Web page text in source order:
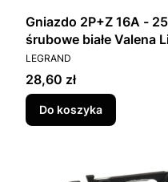
Gniazdo 2P+Z 16A -
śrubowe białe Valena
PRODUCENT
LEGRAND
Cena
28,60 zł
Do koszyka